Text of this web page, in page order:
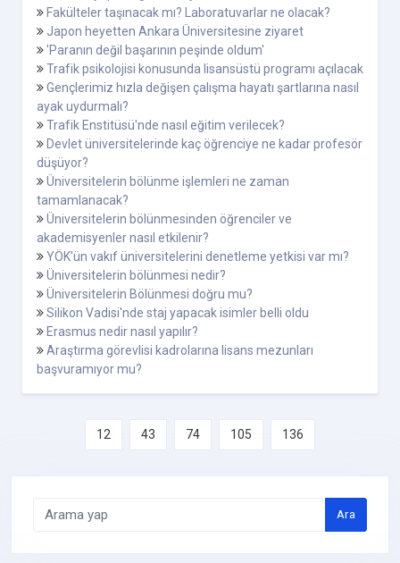
Fakülteler taşınacak mı? Laboratuvarlar ne olacak?
Japon heyetten Ankara Üniversitesine ziyaret
'Paranın değil başarının peşinde oldum'
Trafik psikolojisi konusunda lisansüstü programı açılacak
Gençlerimiz hızla değişen çalışma hayatı şartlarına nasıl
ayak uydurmalı?
Trafik Enstitüsü'nde nasıl eğitim verilecek?
Devlet üniversitelerinde kaç öğrenciye ne kadar profesör
düşüyor?
Üniversitelerin bölünme işlemleri ne zaman
tamamlanacak?
Üniversitelerin bölünmesinden öğrenciler ve
akademisyenler nasıl etkilenir?
YÖK'ün vakıf üniversitelerini denetleme yetkisi var mı?
Üniversitelerin bölünmesi nedir?
Üniversitelerin Bölünmesi doğru mu?
Silikon Vadisi'nde staj yapacak isimler belli oldu
Erasmus nedir nasıl yapılır?
Araştırma görevlisi kadrolarına lisans mezunları
başvuramıyor mu?
12 43 74 105 136
Ara